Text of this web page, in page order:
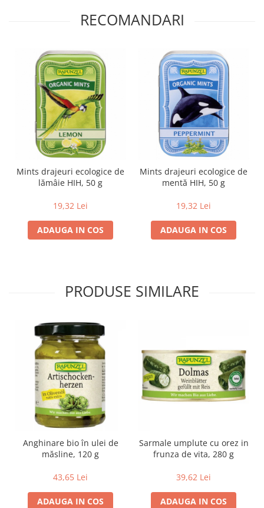
Paste bio fara gluten
Paste bio pentru copii
Paste fainoase bio
Pateu, sosuri si conserve
Conserve de peste bio
Crenvursti si pateu din carne bio
Pateu bio si creme vegetale
Sosuri bio
Ketchup bio
Sucuri si bauturi bio
Lapte bio si bauturi vegetale
Pudre proteice bio
Uleiuri, grasimi si otet
Grasimi bio
Otet bio
Ulei bio
Ulei de masline bio
Uleiuri esentiale alimentare bio
Uleiuri Oxyguard
RECOMANDARI
Mints drajeuri ecologice de
lămâie HIH, 50 g
19,32 Lei
ADAUGA IN COS
Mints drajeuri ecologice de
mentă HIH, 50 g
19,32 Lei
ADAUGA IN COS
PRODUSE SIMILARE
Anghinare bio în ulei de
măsline, 120 g
43,65 Lei
ADAUGA IN COS
Sarmale umplute cu orez in
frunza de vita, 280 g
39,62 Lei
ADAUGA IN COS